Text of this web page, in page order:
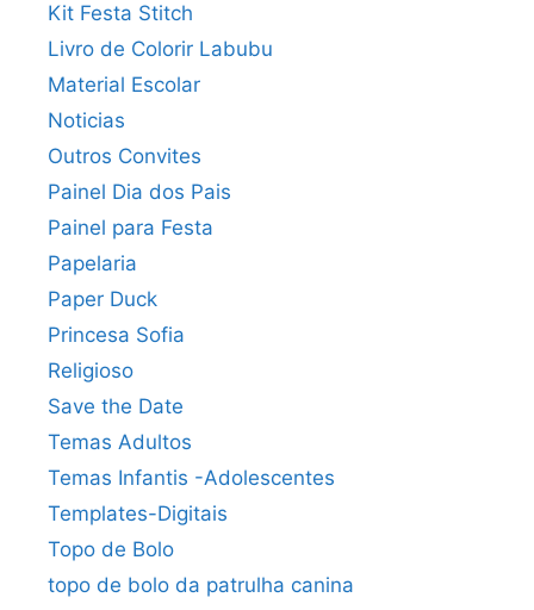
Kit Festa Stitch
Livro de Colorir Labubu
Material Escolar
Noticias
Outros Convites
Painel Dia dos Pais
Painel para Festa
Papelaria
Paper Duck
Princesa Sofia
Religioso
Save the Date
Temas Adultos
Temas Infantis -Adolescentes
Templates-Digitais
Topo de Bolo
topo de bolo da patrulha canina